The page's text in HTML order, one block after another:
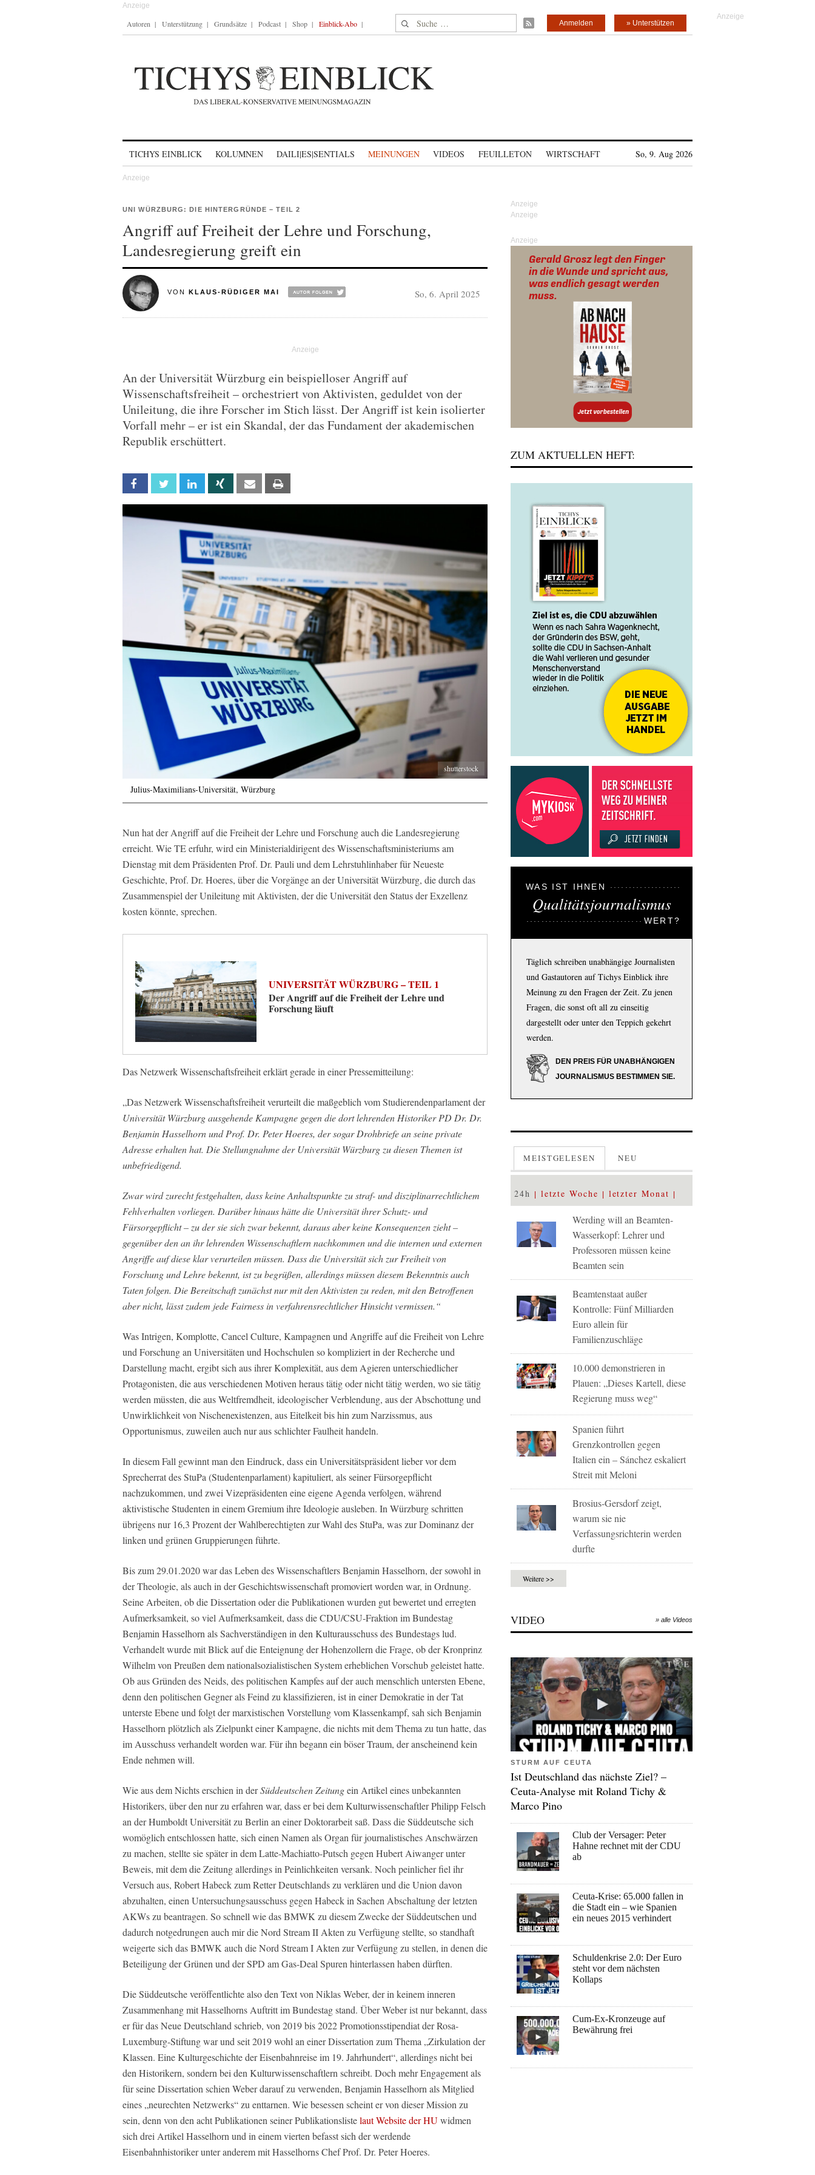
Autoren Unterstützung Grundsätze Podcast Shop Einblick-Abo Suche nach: » Unterstützen
Anmelden
TICHYS EINBLICK KOLUMNEN DAILI|ES|SENTIALS MEINUNGEN VIDEOS FEUILLETON WIRTSCHAFT So, 9. Aug 2026
UNI WÜRZBURG: DIE HINTERGRÜNDE – TEIL 2
Angriff auf Freiheit der Lehre und Forschung,
Landesregierung greift ein
VON KLAUS-RÜDIGER MAI So, 6. April 2025
An der Universität Würzburg ein beispielloser Angriff auf
Wissenschaftsfreiheit – orchestriert von Aktivisten, geduldet von der
Unileitung, die ihre Forscher im Stich lässt. Der Angriff ist kein isolierter
Vorfall mehr – er ist ein Skandal, der das Fundament der akademischen
Republik erschüttert.
Facebook Twitter Linkedin Xing Email
shutterstock
Julius-Maximilians-Universität, Würzburg
Nun hat der Angriff auf die Freiheit der Lehre und Forschung auch die Landesregierung
erreicht. Wie TE erfuhr, wird ein Ministerialdirigent des Wissenschaftsministeriums am
Dienstag mit dem Präsidenten Prof. Dr. Pauli und dem Lehrstuhlinhaber für Neueste
Geschichte, Prof. Dr. Hoeres, über die Vorgänge an der Universität Würzburg, die durch das
Zusammenspiel der Unileitung mit Aktivisten, der die Universität den Status der Exzellenz
kosten könnte, sprechen.
UNIVERSITÄT WÜRZBURG – TEIL 1
Der Angriff auf die Freiheit der Lehre und
Forschung läuft
Das Netzwerk Wissenschaftsfreiheit erklärt gerade in einer Pressemitteilung:
„Das Netzwerk Wissenschaftsfreiheit verurteilt die maßgeblich vom Studierendenparlament der
Universität Würzburg ausgehende Kampagne gegen die dort lehrenden Historiker PD Dr. Dr.
Benjamin Hasselhorn und Prof. Dr. Peter Hoeres, der sogar Drohbriefe an seine private
Adresse erhalten hat. Die Stellungnahme der Universität Würzburg zu diesen Themen ist
unbefriedigend.
Zwar wird zurecht festgehalten, dass keine Anhaltspunkte zu straf- und disziplinarrechtlichem
Fehlverhalten vorliegen. Darüber hinaus hätte die Universität ihrer Schutz- und
Fürsorgepflicht – zu der sie sich zwar bekennt, daraus aber keine Konsequenzen zieht –
gegenüber den an ihr lehrenden Wissenschaftlern nachkommen und die internen und externen
Angriffe auf diese klar verurteilen müssen. Dass die Universität sich zur Freiheit von
Forschung und Lehre bekennt, ist zu begrüßen, allerdings müssen diesem Bekenntnis auch
Taten folgen. Die Bereitschaft zunächst nur mit den Aktivisten zu reden, mit den Betroffenen
aber nicht, lässt zudem jede Fairness in verfahrensrechtlicher Hinsicht vermissen.“
Was Intrigen, Komplotte, Cancel Culture, Kampagnen und Angriffe auf die Freiheit von Lehre
und Forschung an Universitäten und Hochschulen so kompliziert in der Recherche und
Darstellung macht, ergibt sich aus ihrer Komplexität, aus dem Agieren unterschiedlicher
Protagonisten, die aus verschiedenen Motiven heraus tätig oder nicht tätig werden, wo sie tätig
werden müssten, die aus Weltfremdheit, ideologischer Verblendung, aus der Abschottung und
Unwirklichkeit von Nischenexistenzen, aus Eitelkeit bis hin zum Narzissmus, aus
Opportunismus, zuweilen auch nur aus schlichter Faulheit handeln.
In diesem Fall gewinnt man den Eindruck, dass ein Universitätspräsident lieber vor dem
Sprecherrat des StuPa (Studentenparlament) kapituliert, als seiner Fürsorgepflicht
nachzukommen, und zwei Vizepräsidenten eine eigene Agenda verfolgen, während
aktivistische Studenten in einem Gremium ihre Ideologie ausleben. In Würzburg schritten
übrigens nur 16,3 Prozent der Wahlberechtigten zur Wahl des StuPa, was zur Dominanz der
linken und grünen Gruppierungen führte.
Bis zum 29.01.2020 war das Leben des Wissenschaftlers Benjamin Hasselhorn, der sowohl in
der Theologie, als auch in der Geschichtswissenschaft promoviert worden war, in Ordnung.
Seine Arbeiten, ob die Dissertation oder die Publikationen wurden gut bewertet und erregten
Aufmerksamkeit, so viel Aufmerksamkeit, dass die CDU/CSU-Fraktion im Bundestag
Benjamin Hasselhorn als Sachverständigen in den Kulturausschuss des Bundestags lud.
Verhandelt wurde mit Blick auf die Enteignung der Hohenzollern die Frage, ob der Kronprinz
Wilhelm von Preußen dem nationalsozialistischen System erheblichen Vorschub geleistet hatte.
Ob aus Gründen des Neids, des politischen Kampfes auf der auch menschlich untersten Ebene,
denn den politischen Gegner als Feind zu klassifizieren, ist in einer Demokratie in der Tat
unterste Ebene und folgt der marxistischen Vorstellung vom Klassenkampf, sah sich Benjamin
Hasselhorn plötzlich als Zielpunkt einer Kampagne, die nichts mit dem Thema zu tun hatte, das
im Ausschuss verhandelt worden war. Für ihn begann ein böser Traum, der anscheinend kein
Ende nehmen will.
Wie aus dem Nichts erschien in derSüddeutschen Zeitungein Artikel eines unbekannten
Historikers, über den nur zu erfahren war, dass er bei dem Kulturwissenschaftler Philipp Felsch
an der Humboldt Universität zu Berlin an einer Doktorarbeit saß. Dass die Süddeutsche sich
womöglich entschlossen hatte, sich einen Namen als Organ für journalistisches Anschwärzen
zu machen, stellte sie später in dem Latte-Machiatto-Putsch gegen Hubert Aiwanger unter
Beweis, mit dem die Zeitung allerdings in Peinlichkeiten versank. Noch peinlicher fiel ihr
Versuch aus, Robert Habeck zum Retter Deutschlands zu verklären und die Union davon
abzuhalten, einen Untersuchungsausschuss gegen Habeck in Sachen Abschaltung der letzten
AKWs zu beantragen. So schnell wie das BMWK zu diesem Zwecke der Süddeutschen und
dadurch notgedrungen auch mir die Nord Stream II Akten zu Verfügung stellte, so standhaft
weigerte sich das BMWK auch die Nord Stream I Akten zur Verfügung zu stellen, in denen die
Beteiligung der Grünen und der SPD am Gas-Deal Spuren hinterlassen haben dürften.
Die Süddeutsche veröffentlichte also den Text von Niklas Weber, der in keinem inneren
Zusammenhang mit Hasselhorns Auftritt im Bundestag stand. Über Weber ist nur bekannt, dass
er für das Neue Deutschland schrieb, von 2019 bis 2022 Promotionsstipendiat der Rosa-
Luxemburg-Stiftung war und seit 2019 wohl an einer Dissertation zum Thema „Zirkulation der
Klassen. Eine Kulturgeschichte der Eisenbahnreise im 19. Jahrhundert“, allerdings nicht bei
den Historikern, sondern bei den Kulturwissenschaftlern schreibt. Doch mehr Engagement als
für seine Dissertation schien Weber darauf zu verwenden, Benjamin Hasselhorn als Mitglied
eines „neurechten Netzwerks“ zu enttarnen. Wie besessen scheint er von dieser Mission zu
sein, denn von den acht Publikationen seiner Publikationslistelaut Website der HUwidmen
sich drei Artikel Hasselhorn und in einem vierten befasst sich der werdende
Eisenbahnhistoriker unter anderem mit Hasselhorns Chef Prof. Dr. Peter Hoeres.
Anzeige
ZUM AKTUELLEN HEFT:
WAS IST IHNEN
Qualitätsjournalismus
WERT?
Täglich schreiben unabhängige Journalisten
und Gastautoren auf Tichys Einblick ihre
Meinung zu den Fragen der Zeit. Zu jenen
Fragen, die sonst oft all zu einseitig
dargestellt oder unter den Teppich gekehrt
werden.
DEN PREIS FÜR UNABHÄNGIGEN
JOURNALISMUS BESTIMMEN SIE.
MEISTGELESEN NEU
24h letzte Woche letzter Monat
Werding will an Beamten-
Wasserkopf: Lehrer und
Professoren müssen keine
Beamten sein
Beamtenstaat außer
Kontrolle: Fünf Milliarden
Euro allein für
Familienzuschläge
10.000 demonstrieren in
Plauen: „Dieses Kartell, diese
Regierung muss weg“
Spanien führt
Grenzkontrollen gegen
Italien ein – Sánchez eskaliert
Streit mit Meloni
Brosius-Gersdorf zeigt,
warum sie nie
Verfassungsrichterin werden
durfte
Weitere >>
VIDEO » alle Videos
STURM AUF CEUTA
Ist Deutschland das nächste Ziel? –
Ceuta-Analyse mit Roland Tichy &
Marco Pino
Club der Versager: Peter
Hahne rechnet mit der CDU
ab
Ceuta-Krise: 65.000 fallen in
die Stadt ein – wie Spanien
ein neues 2015 verhindert
Schuldenkrise 2.0: Der Euro
steht vor dem nächsten
Kollaps
Cum-Ex-Kronzeuge auf
Bewährung frei